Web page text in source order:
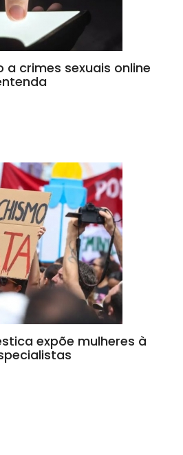
a crimes sexuais online
expõe mulheres à